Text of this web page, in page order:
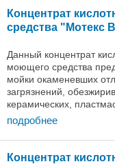
Концентрат
средства "Мотекс
Данный концентрат
моющего средства
мойки окаменевших
загрязнений,
керамических,
поверхностей, а также
подробнее
Концентрат